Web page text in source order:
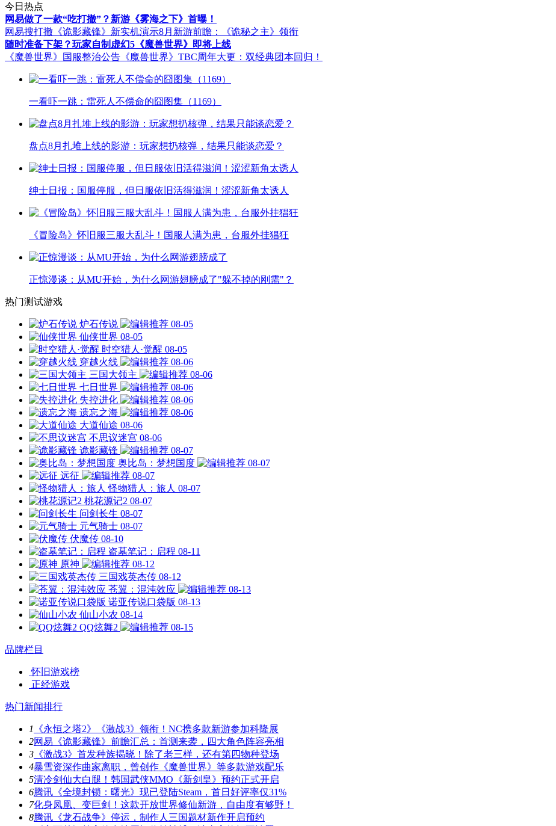
今日热点
网易做了一款“吃打撤”？新游《雾海之下》首曝！
网易搜打撤《诡影藏锋》新实机演示8月新游前瞻：《诡秘之主》领衔
随时准备下架？玩家自制虚幻5《魔兽世界》即将上线
《魔兽世界》国服整治公告 《魔兽世界》TBC周年大更：双经典团本回归！
一看吓一跳：雷死人不偿命的囧图集（1169）
盘点8月扎堆上线的影游：玩家想扔核弹，结果只能谈恋爱？
绅士日报：国服停服，但日服依旧活得滋润！涩涩新角太诱人
《冒险岛》怀旧服三服大乱斗！国服人满为患，台服外挂猖狂
正惊漫谈：从MU开始，为什么网游翅膀成了"躲不掉的刚需"？
热门测试游戏
炉石传说
08-05
仙侠世界 08-05
时空猎人·觉醒 08-05
穿越火线
08-06
三国大领主
08-06
七日世界
08-06
失控进化
08-06
遗忘之海
08-06
大道仙途 08-06
不思议迷宫 08-06
诡影藏锋
08-07
奥比岛：梦想国度
08-07
远征
08-07
怪物猎人：旅人 08-07
桃花源记2 08-07
问剑长生 08-07
元气骑士 08-07
伏魔传 08-10
盗墓笔记：启程 08-11
原神
08-12
三国戏英杰传 08-12
苍翼：混沌效应
08-13
诺亚传说口袋版 08-13
仙山小农 08-14
QQ炫舞2
08-15
品牌栏目
怀旧游戏榜
正经游戏
热门新闻排行
1
《永恒之塔2》《激战3》领衔！NC携多款新游参加科隆展
2网易《诡影藏锋》前瞻汇总：首测来袭，四大角色阵容亮相
3 《激战3》首发种族揭晓！除了老三样，还有第四物种登场
4暴雪资深作曲家离职，曾创作《魔兽世界》等多款游戏配乐
5清冷剑仙大白腿！韩国武侠MMO《新剑皇》预约正式开启
6腾讯《全境封锁：曙光》现已登陆Steam，首日好评率仅31%
7化身凤凰、变巨剑！这款开放世界修仙新游，自由度有够野！
8腾讯《龙石战争》停运，制作人三国题材新作开启预约